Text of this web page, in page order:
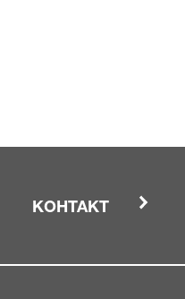
КОНТАКТ